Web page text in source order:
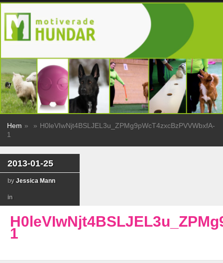
Hem » » H0leVIwNjt4BSLJEL3u_ZPMg9pWcT4zxcBzPVVWbxfA-
1
2013-01-25
by Jessica Mann
in
1